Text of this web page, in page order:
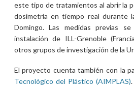
este tipo de tratamientos al abrir la
dosimetría en tiempo real durante
Domingo. Las medidas previas
instalación de ILL-Grenoble
otros grupos de investigación de la
El proyecto cuenta también con la
Tecnológico del Plástico (AIMPLAS)